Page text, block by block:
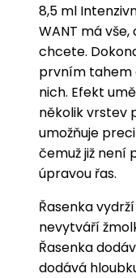
8,5 ml
WANT má
chcete.
prvním tahem
nich. Efekt
několik vrstev
umožňuje
čemuž již není
úpravou řas.
Řasenka
nevytváří
Řasenka
dodává